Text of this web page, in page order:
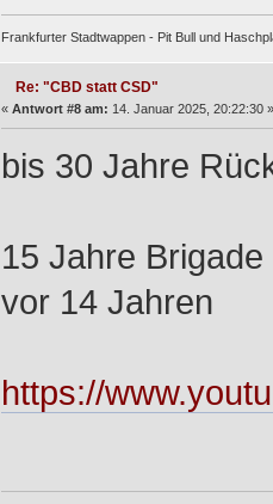
Frankfurter Stadtwappen - Pit Bull und
Re: "CBD statt CSD"
« Antwort #8 am: 14. Januar 2025, 20:22:30 »
bis 30 Jahre
15 Jahre
vor 14 Jahren
https://